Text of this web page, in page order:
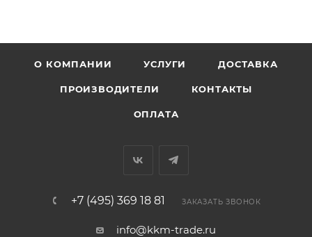
О КОМПАНИИ УСЛУГИ ДОСТАВКА
ПРОИЗВОДИТЕЛИ КОНТАКТЫ
ОПЛАТА
+7 (495) 369 18 81 ЗАКАЗАТЬ ЗВОНОК
info@kkm-trade.ru